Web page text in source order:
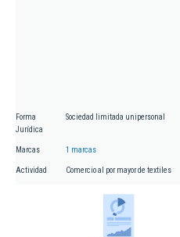
Forma
Jurídica
Sociedad limitada unipersonal
Marcas 1 marcas
Actividad Comercio al por mayor de textiles